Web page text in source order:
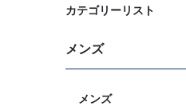
カテゴリーリスト
メンズ
メンズ